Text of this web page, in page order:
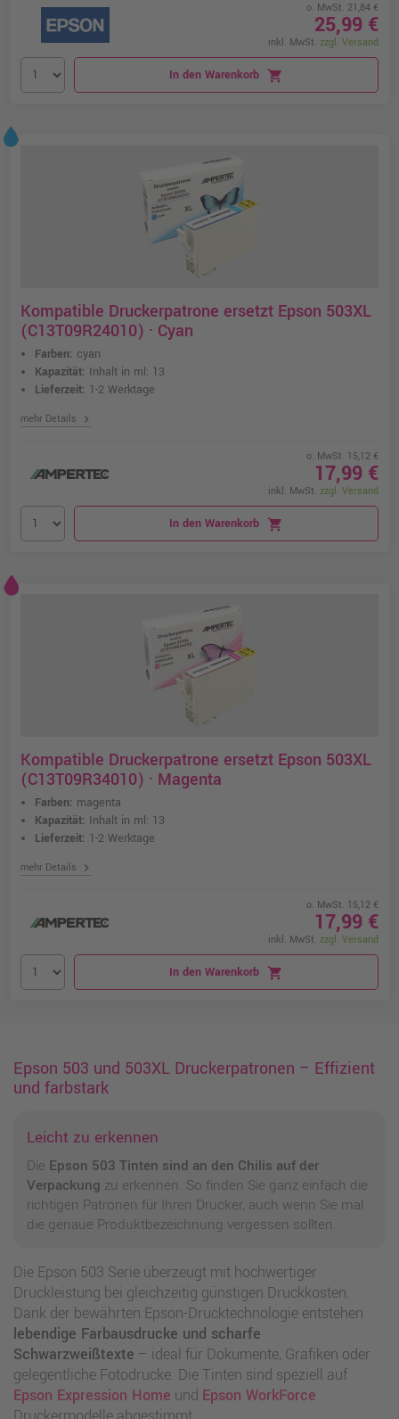
o. MwSt. 21,84 €
25,99 €
inkl. MwSt. zzgl. Versand
In den Warenkorb shopping_cart
Kompatible Druckerpatrone ersetzt Epson 503XL
(C13T09R24010) · Cyan
Farben: cyan
Kapazität: Inhalt in ml: 13
Lieferzeit: 1-2 Werktage
mehr Details chevron_right
o. MwSt. 15,12 €
17,99 €
inkl. MwSt. zzgl. Versand
In den Warenkorb shopping_cart
Kompatible Druckerpatrone ersetzt Epson 503XL
(C13T09R34010) · Magenta
Farben: magenta
Kapazität: Inhalt in ml: 13
Lieferzeit: 1-2 Werktage
mehr Details chevron_right
o. MwSt. 15,12 €
17,99 €
inkl. MwSt. zzgl. Versand
In den Warenkorb shopping_cart
Epson 503 und 503XL Druckerpatronen – Effizient
und farbstark
Leicht zu erkennen
Die Epson 503 Tinten sind an den Chilis auf der
Verpackung zu erkennen. So finden Sie ganz einfach die
richtigen Patronen für Ihren Drucker, auch wenn Sie mal
die genaue Produktbezeichnung vergessen sollten.
Die Epson 503 Serie überzeugt mit hochwertiger
Druckleistung bei gleichzeitig günstigen Druckkosten.
Dank der bewährten Epson-Drucktechnologie entstehen
lebendige Farbausdrucke und scharfe
Schwarzweißtexte – ideal für Dokumente, Grafiken oder
gelegentliche Fotodrucke. Die Tinten sind speziell auf
Epson Expression Home und Epson WorkForce